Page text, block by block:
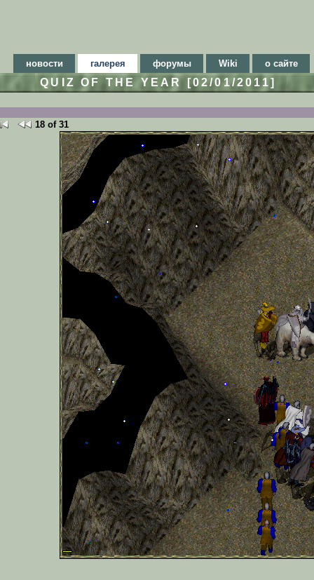
новости галерея форумы Wiki о сайте
QUIZ OF THE YEAR [02/01/2011]
18 of 31